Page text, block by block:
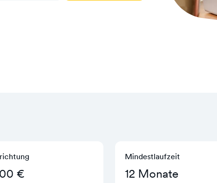
€
Mindestlaufzeit
12 Monate